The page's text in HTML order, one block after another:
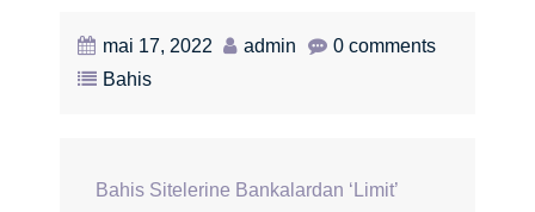
mai 17, 2022 admin
0 comments
Bahis
Bahis Sitelerine Bankalardan ‘Limit’